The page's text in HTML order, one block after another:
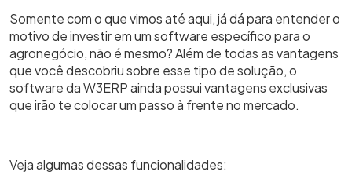
Somente com o que vimos até aqui, já dá para entender o
motivo de investir em um software específico para o
agronegócio, não é mesmo? Além de todas as vantagens
que você descobriu sobre esse tipo de solução, o
software da W3ERP ainda possui vantagens exclusivas
que irão te colocar um passo à frente no mercado.
Veja algumas dessas funcionalidades: